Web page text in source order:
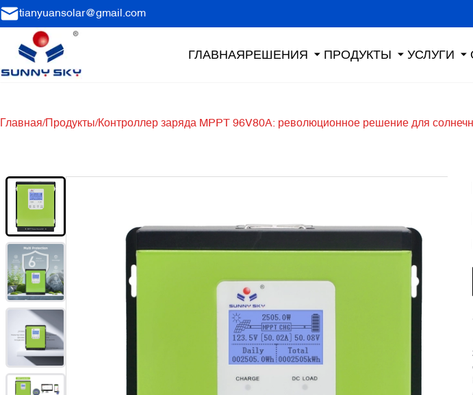
tianyuansolar@gmail.com
ГЛАВНАЯРЕШЕНИЯ ПРОДУКТЫ УСЛУГИ
Главная/Продукты/Контроллер заряда MPPT 96V80A: революционное решение для